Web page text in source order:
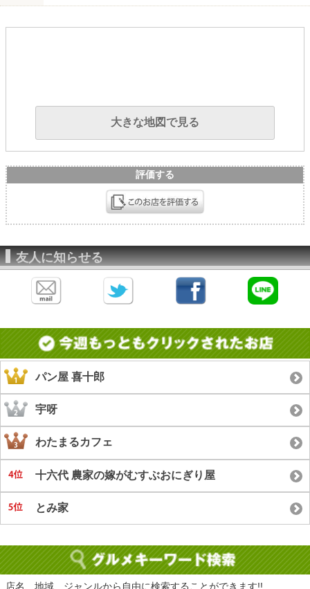
大きな地図で見る
評価する
友人に知らせる
パン屋 喜十郎
宇呀
わたまるカフェ
十六代 農家の嫁がむすぶおにぎり屋
とみ家
店名、地域、ジャンルから自由に検索することができます!!